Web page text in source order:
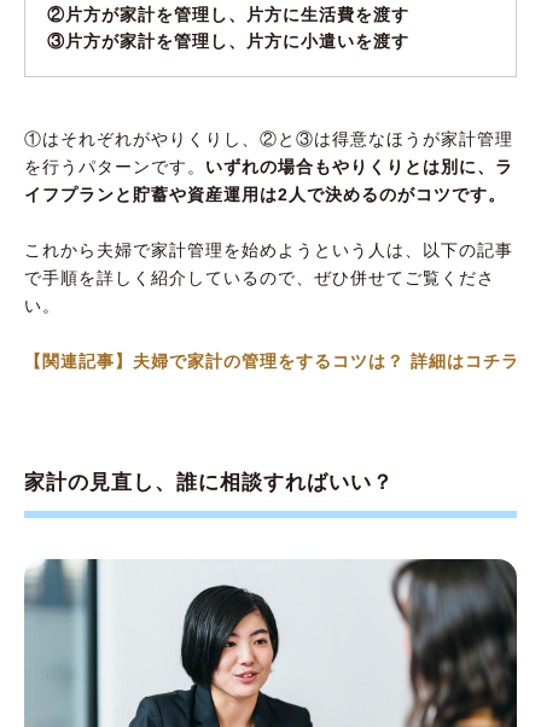
②片方が家計を管理し、片方に生活費を渡す
③片方が家計を管理し、片方に小遣いを渡す
①はそれぞれがやりくりし、②と③は得意なほうが家計管理
を行うパターンです。 いずれの場合もやりくりとは別に、ラ
イフプランと貯蓄や資産運用は2人で決めるのがコツです。
これから夫婦で家計管理を始めようという人は、以下の記事
で手順を詳しく紹介しているので、ぜひ併せてご覧くださ
い。
【関連記事】夫婦で家計の管理をするコツは？ 詳細はコチラ
家計の見直し、誰に相談すればいい？